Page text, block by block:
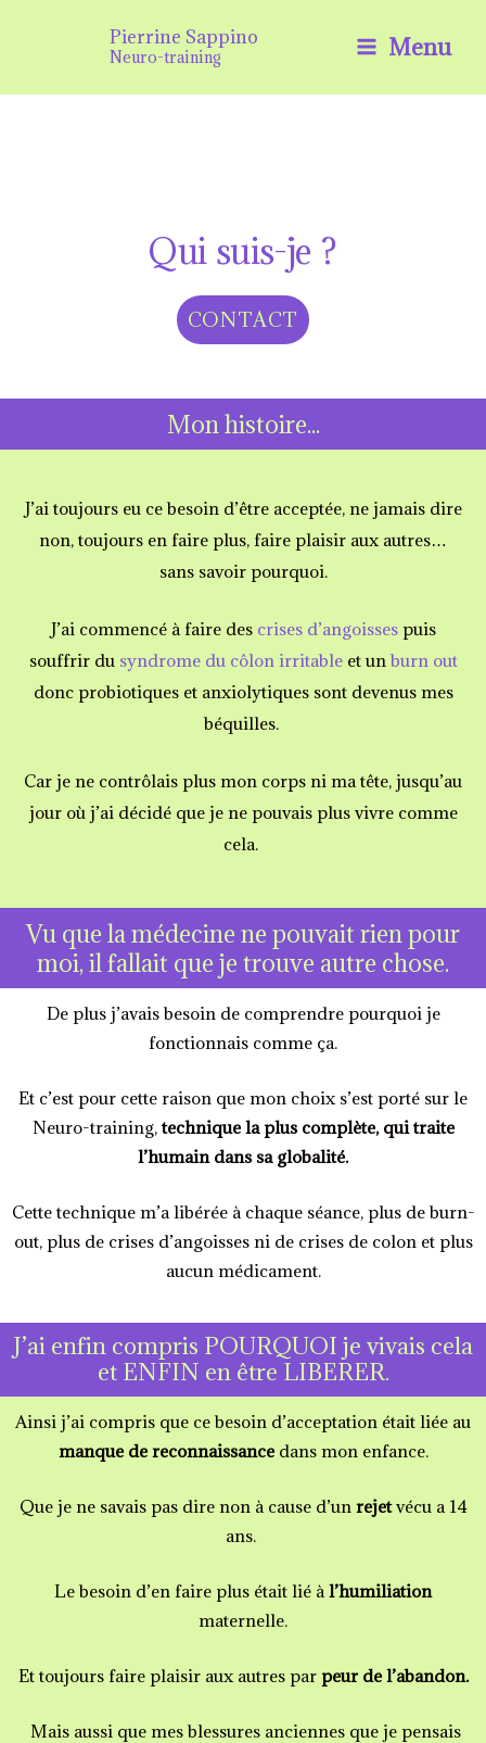
Pierrine Sappino
Neuro-training Menu
Qui suis-je ?
CONTACT
Mon histoire...
J’ai toujours eu ce besoin d’être acceptée, ne jamais dire
non, toujours en faire plus, faire plaisir aux autres…
sans savoir pourquoi.
J’ai commencé à faire des crises d’angoissespuis
souffrir du syndrome du côlon irritableet un burn out
donc probiotiques et anxiolytiques sont devenus mes
béquilles.
Car je ne contrôlais plus mon corps ni ma tête, jusqu’au
jour où j’ai décidé que je ne pouvais plus vivre comme
cela.
Vu que la médecine ne pouvait rien pour
moi, il fallait que je trouve autre chose.
De plus j’avais besoin de comprendre pourquoi je
fonctionnais comme ça.
Et c’est pour cette raison que mon choix s’est porté sur le
Neuro-training, technique la plus complète, qui traite
l’humain dans sa globalité.
Cette technique m’a libérée à chaque séance, plus de burn-
out, plus de crises d’angoisses ni de crises de colon et plus
aucun médicament.
J’ai enfin compris POURQUOI je vivais cela
et ENFIN en être LIBERER.
Ainsi j’ai compris que ce besoin d’acceptation était liée au
manque de reconnaissancedans mon enfance.
Que je ne savais pas dire non à cause d’un rejetvécu a 14
ans.
Le besoin d’en faire plus était lié à l’humiliation
maternelle.
Et toujours faire plaisir aux autres par peur de l’abandon.
Mais aussi que mes blessures anciennes que je pensais